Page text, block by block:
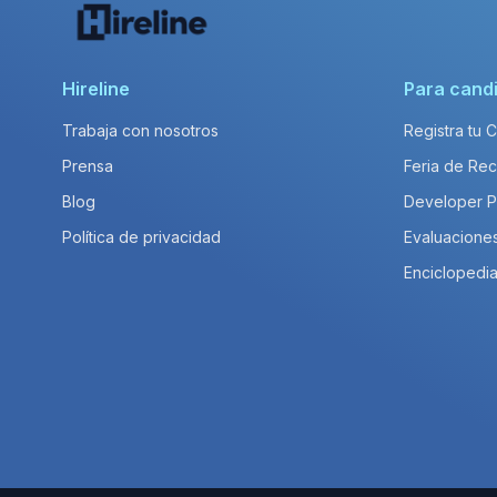
Hireline
Trabaja con nosotros
Prensa
Blog
Política de privacidad
Para
Registra tu
Feria de
Developer